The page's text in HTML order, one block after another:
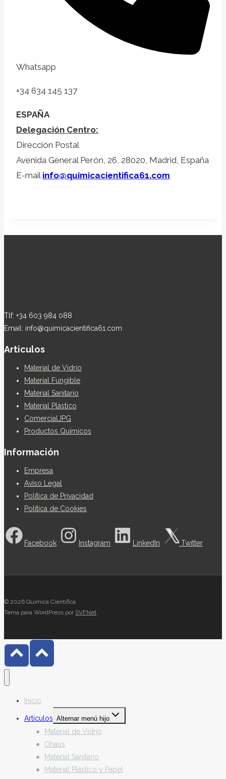
Whatsapp
+34 634 145 137
ESPAÑA
Delegación Centro:
Dirección Postal
Avenida General Perón, 26, 28020, Madrid, España
E-mail info@quimicacientifica61.com
Tlf: +34 603 984 088
Email: info@quimicacientifica61.com
Articulos
Material de Vidrio
Material Fungible
Material Sanitario
Material Plástico
ComercialJPG
Productos Químicos
Información
Empresa
Aviso Legal
Política de Privacidad
Política de Cookies
Facebook Instagram LinkedIn Twitter
© 2026 Química Científica
Tema para WordPress por SVFNet
Inicio
Artículos Alternar menú hijo
Material de Vidrio
Ohaus
Material Sanitario
Material Plástico y Papel